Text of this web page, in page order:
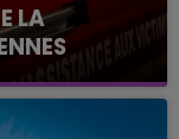
LA
mercredi en